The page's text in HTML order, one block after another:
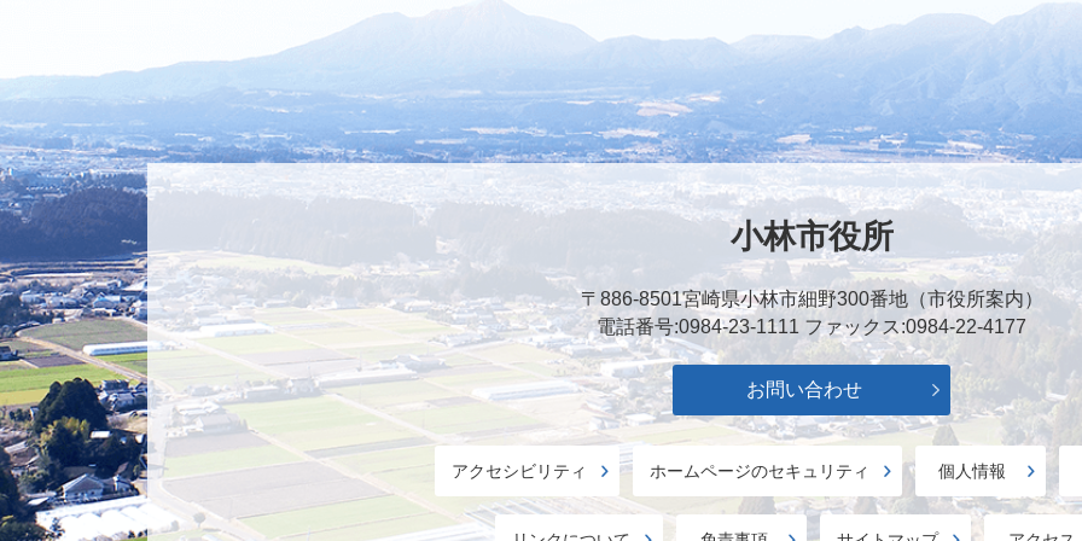
小林市役所
〒886-8501宮崎県小林市細野300番地（市役所案内）
電話番号:0984-23-1111 ファックス:0984-22-4177
お問い合わせ
アクセシビリティ ホームページのセキュリティ 個人情報